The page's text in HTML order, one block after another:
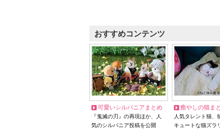
おすすめコンテンツ
可愛いシルバニアまとめ
『鬼滅の刃』の再現ほか、人
気のシルバニア投稿を公開
癒やしの猫ま
人気タレント猫
キュートな猫ズラ